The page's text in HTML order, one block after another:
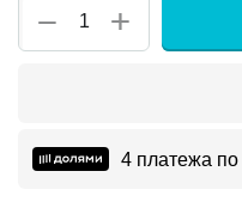
+
−
4 платежа по